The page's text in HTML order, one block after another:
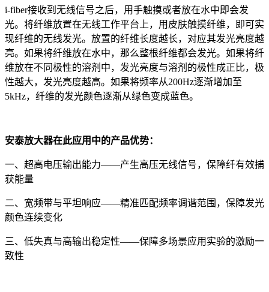
i-fiber接收到无线信号之后，用手触摸或者放在水中即会发
光。将纤维放置在无线工作平台上，用皮肤触摸纤维，即可实
现纤维的无线发光。放置的纤维长度越长，对应其发光亮度越
亮。如果将纤维放在水中，那么整根纤维都会发光。如果将纤
维放在不同极性的溶剂中，发光亮度与溶剂的极性成正比，极
性越大，发光亮度越高。如果将频率从200Hz逐渐增加至
5kHz，纤维的发光颜色逐渐从绿色变成蓝色。
安泰放大器在此应用中的产品优势：
一、超高电压输出能力——产生高压无线信号，保障纤有效捕
获能量
二、宽频带与平坦响应——精准匹配频率调谐范围，保障发光
颜色连续变化
三、低失真与高输出稳定性——保障多场景应用实验的激励一
致性